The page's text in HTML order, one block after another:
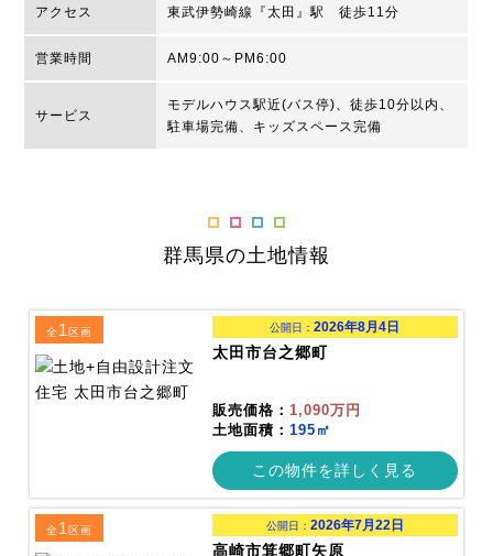
アクセス 東武伊勢崎線『太田』駅 徒歩11分
営業時間 AM9:00～PM6:00
サービス
モデルハウス駅近(バス停)、徒歩10分以内、
駐車場完備、キッズスペース完備
群馬県の土地情報
全1区画 公開日：2026年8月4日
太田市台之郷町
販売価格： 1,090万円
土地面積：195㎡
この物件を詳しく見る
全1区画 公開日： 2026年7月22日
高崎市箕郷町矢原